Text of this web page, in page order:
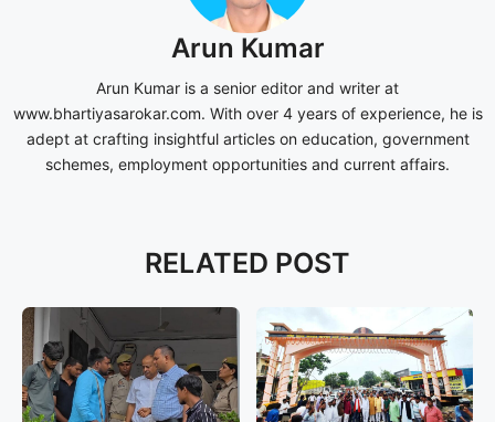
Arun Kumar
Arun Kumar is a senior editor and writer at
www.bhartiyasarokar.com. With over 4 years of experience, he is
adept at crafting insightful articles on education, government
schemes, employment opportunities and current affairs.
RELATED POST